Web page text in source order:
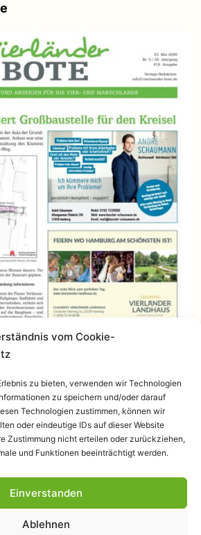
vom Cookie-
zu bieten, verwenden wir Technologien
zu speichern und/oder darauf
Technologien zustimmen, können wir
oder eindeutige IDs auf dieser Website
Zustimmung nicht erteilen oder zurückziehen,
und Funktionen beeinträchtigt werden.
Einverstanden
Ablehnen